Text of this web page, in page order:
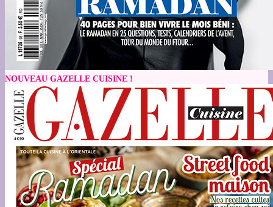
NOUVEAU GAZELLE CUISINE !